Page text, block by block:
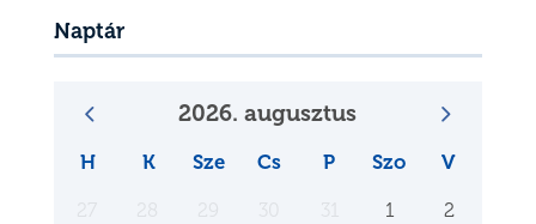
Naptár
2026. augusztus
H K Sze Cs P Szo V
1 2